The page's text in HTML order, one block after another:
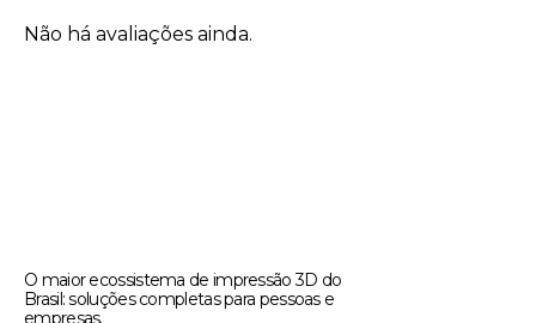
Não há avaliações ainda.
O maior ecossistema de impressão 3D do
Brasil: soluções completas para pessoas e
empresas.